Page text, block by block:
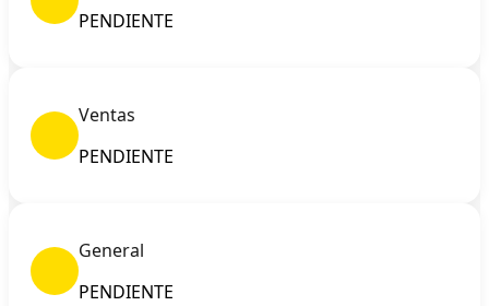
PENDIENTE
Ventas
PENDIENTE
General
PENDIENTE